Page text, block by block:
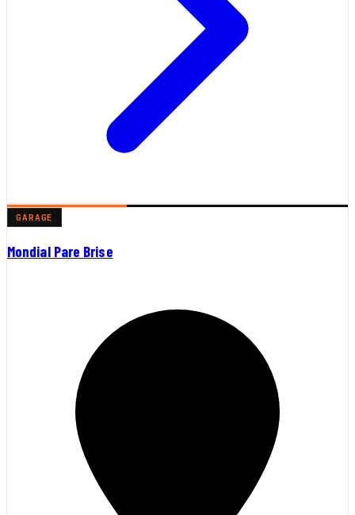
GARAGE
Mondial Pare Brise